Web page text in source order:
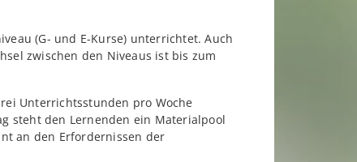
(G- und E-Kurse) unterrichtet. Auch
zwischen den Niveaus ist bis zum
Unterrichtsstunden pro Woche
steht den Lernenden ein Materialpool
an den Erfordernissen der